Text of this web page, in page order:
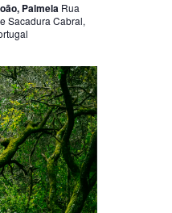
Palmela Rua
Sacadura Cabral,